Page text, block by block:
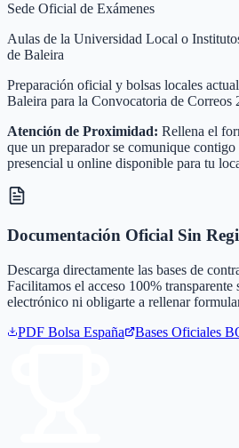
Sede Oficial de Exámenes
Aulas de la Universidad Local o
de Baleira
Preparación oficial y bolsas locales
Baleira para la Convocatoria de Correos
Atención de Proximidad: Rellena el
que un preparador se comunique
presencial u online disponible para tu
Documentación Oficial Sin
Descarga directamente las bases de
Facilitamos el acceso 100%
electrónico ni obligarte a rellenar
PDF Bolsa España Bases Oficiales